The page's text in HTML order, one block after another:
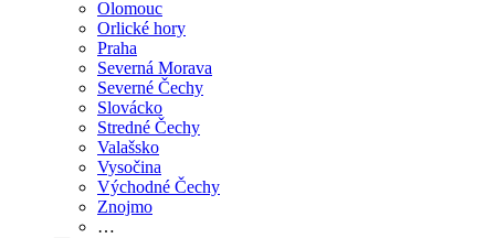
Olomouc
Orlické hory
Praha
Severná Morava
Severné Čechy
Slovácko
Stredné Čechy
Valašsko
Vysočina
Východné Čechy
Znojmo
…